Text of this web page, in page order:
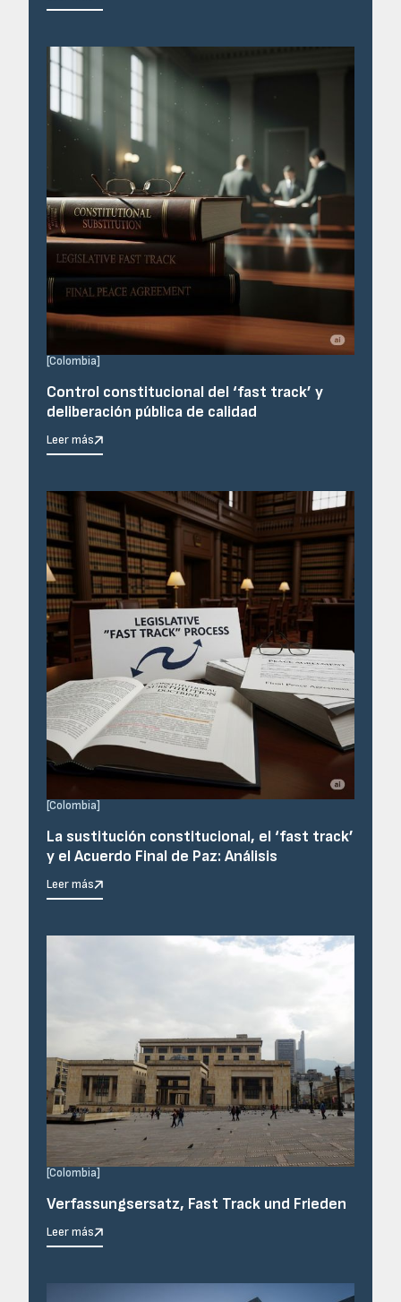
[Colombia]
Control constitucional del ‘fast track’ y
deliberación pública de calidad
Leer más
[Colombia]
La sustitución constitucional, el ‘fast track’
y el Acuerdo Final de Paz: Análisis
Leer más
[Colombia]
Verfassungsersatz, Fast Track und Frieden
Leer más